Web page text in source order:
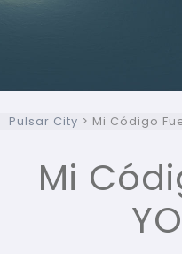
Pulsar City > Mi Código
Mi